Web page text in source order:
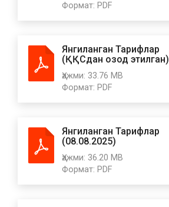
Формат: PDF
Янгиланган Тарифлар
(ҚҚСдан озод этилган)
Ҳажми: 33.76 MB
Формат: PDF
Янгиланган Тарифлар
(08.08.2025)
Ҳажми: 36.20 MB
Формат: PDF